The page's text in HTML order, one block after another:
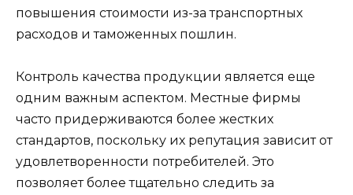
повышения стоимости из-за транспортных
расходов и таможенных пошлин.
Контроль качества продукции является еще
одним важным аспектом. Местные фирмы
часто придерживаются более жестких
стандартов, поскольку их репутация зависит от
удовлетворенности потребителей. Это
позволяет более тщательно следить за